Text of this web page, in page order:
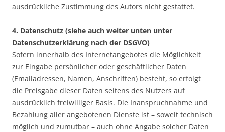
ausdrückliche Zustimmung des Autors nicht gestattet.
4. Datenschutz (siehe auch weiter unten unter
Datenschutzerklärung nach der DSGVO)
Sofern innerhalb des Internetangebotes die Möglichkeit
zur Eingabe persönlicher oder geschäftlicher Daten
(Emailadressen, Namen, Anschriften) besteht, so erfolgt
die Preisgabe dieser Daten seitens des Nutzers auf
ausdrücklich freiwilliger Basis. Die Inanspruchnahme und
Bezahlung aller angebotenen Dienste ist – soweit technisch
möglich und zumutbar – auch ohne Angabe solcher Daten